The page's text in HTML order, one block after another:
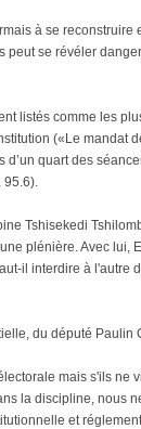
à se reconstruire
peut se révéler
listés comme les
(«Le mandat
quart des
95.6).
Tshisekedi
plénière. Avec lui,
il interdire à l'autre
du député Paulin
mais s'ils ne
la discipline, nous
et